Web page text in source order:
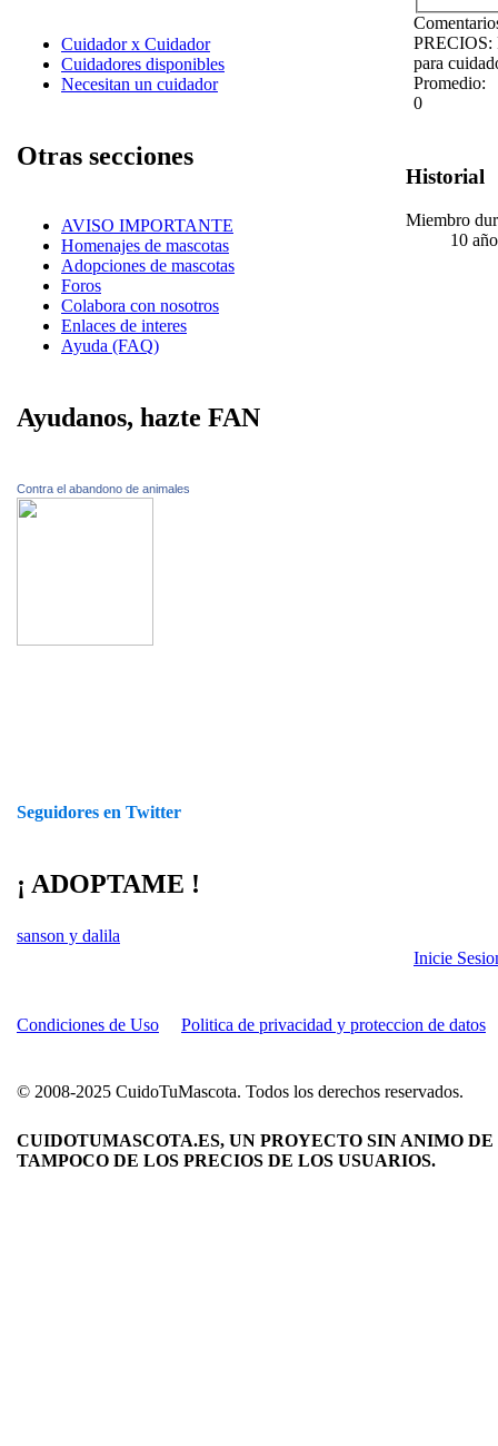
Cuidador x Cuidador
Cuidadores disponibles
Necesitan un cuidador
Otras secciones
AVISO IMPORTANTE
Homenajes de mascotas
Adopciones de mascotas
Foros
Colabora con nosotros
Enlaces de interes
Ayuda (FAQ)
Ayudanos, hazte FAN
Contra el abandono de animales
Seguidores en Twitter
¡ ADOPTAME !
sanson y dalila
PRECIOS:
para
Promedio:
0
Historial
Miembro
10
Inicie
Condiciones de Uso Politica de privacidad y proteccion de datos
© 2008-2025 CuidoTuMascota. Todos los derechos reservados.
CUIDOTUMASCOTA.ES, UN PROYECTO SIN ANIMO
TAMPOCO DE LOS PRECIOS DE LOS USUARIOS.